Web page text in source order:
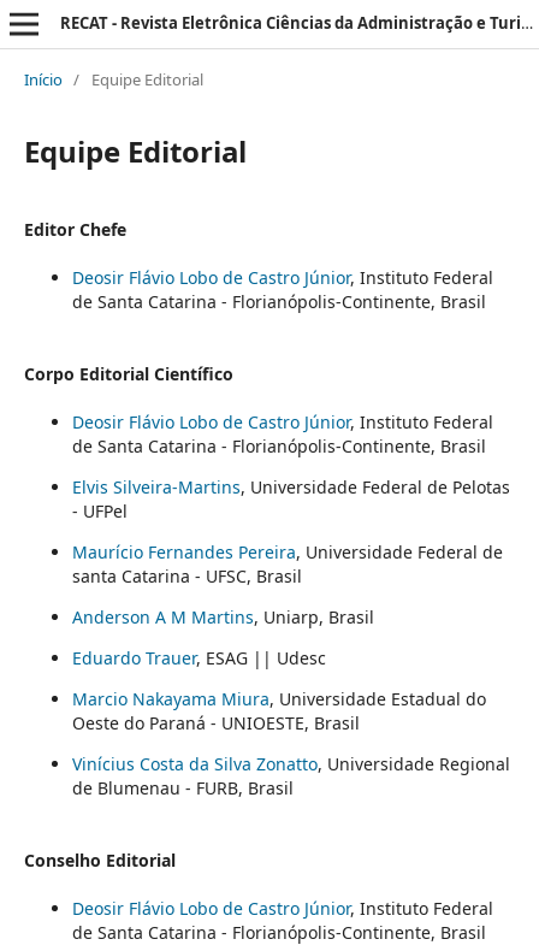
RECAT - Revista Eletrônica Ciências da Administração e Turismo
Início / Equipe Editorial
Equipe Editorial
Editor Chefe
Deosir Flávio Lobo de Castro Júnior, Instituto Federal
de Santa Catarina - Florianópolis-Continente, Brasil
Corpo Editorial Científico
Deosir Flávio Lobo de Castro Júnior, Instituto Federal
de Santa Catarina - Florianópolis-Continente, Brasil
Elvis Silveira-Martins, Universidade Federal de Pelotas
- UFPel
Maurício Fernandes Pereira, Universidade Federal de
santa Catarina - UFSC, Brasil
Anderson A M Martins, Uniarp, Brasil
Eduardo Trauer, ESAG || Udesc
Marcio Nakayama Miura, Universidade Estadual do
Oeste do Paraná - UNIOESTE, Brasil
Vinícius Costa da Silva Zonatto, Universidade Regional
de Blumenau - FURB, Brasil
Conselho Editorial
Deosir Flávio Lobo de Castro Júnior, Instituto Federal
de Santa Catarina - Florianópolis-Continente, Brasil